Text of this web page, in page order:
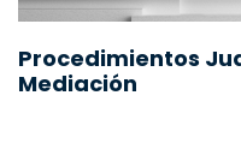
Procedimientos
Mediación